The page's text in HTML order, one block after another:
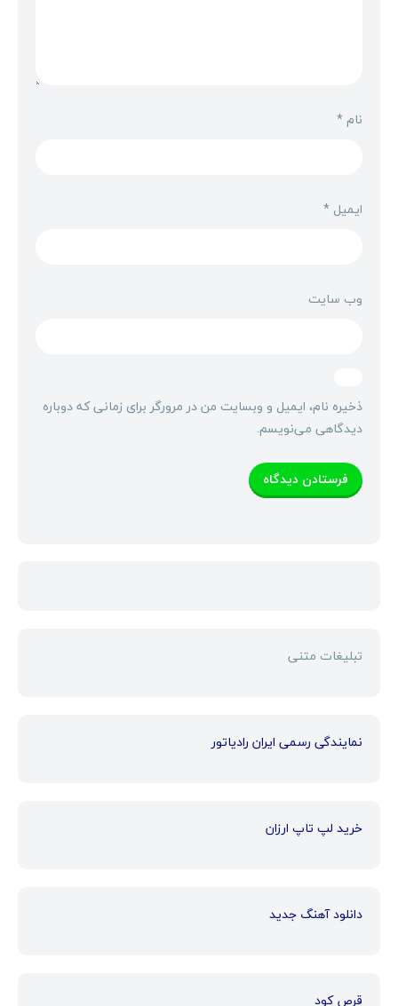
نام*
ایمیل *
وب‌ سایت
ذخیره نام، ایمیل و وبسایت من در مرورگر برای زمانی که دوباره
دیدگاهی می‌نویسم.
تبلیغات متنی
نمایندگی رسمی ایران رادیاتور
خرید لپ تاپ ارزان
دانلود آهنگ جدید
قرص کود